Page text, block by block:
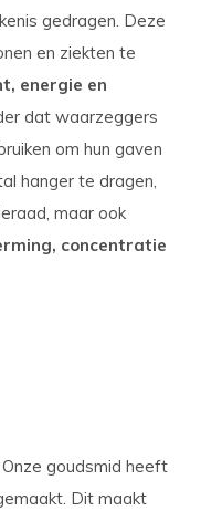
gedragen. Deze
en ziekten te
energie en
dat waarzeggers
om hun gaven
hanger te dragen,
maar ook
concentratie
goudsmid heeft
Dit maakt